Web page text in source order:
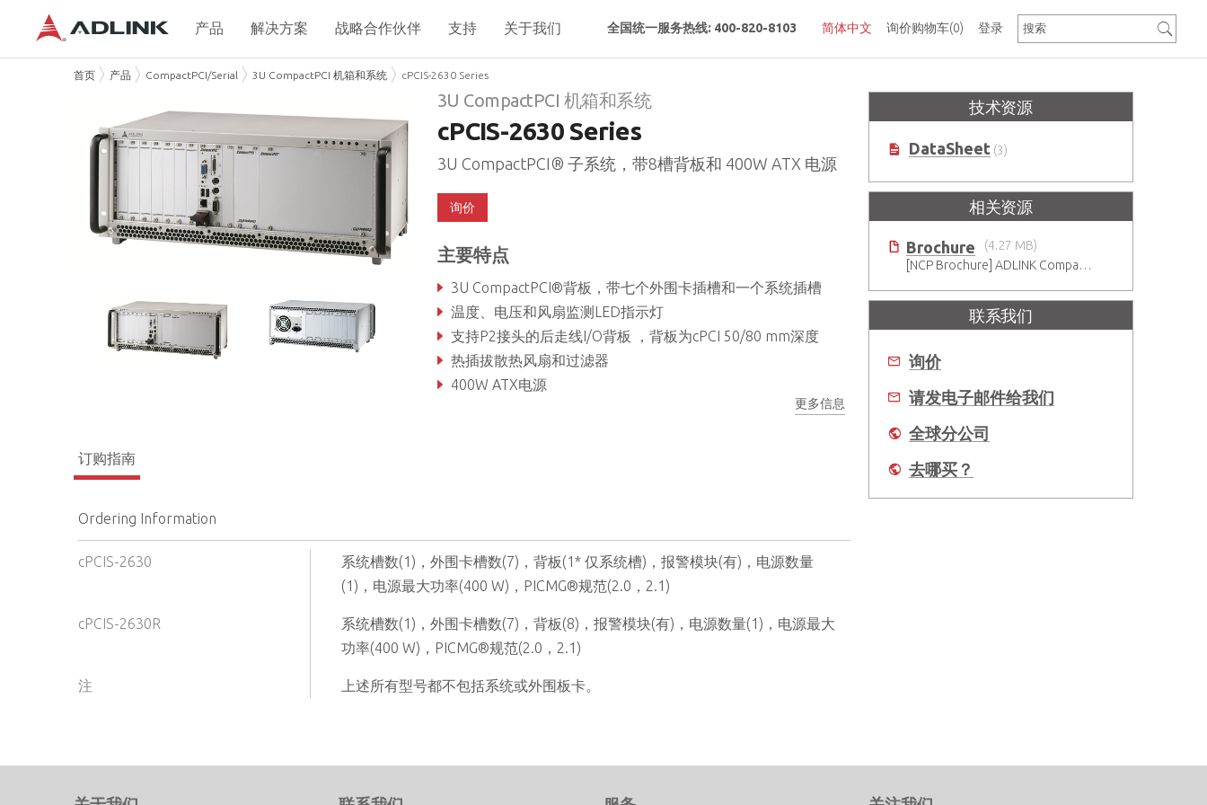
询价购物车(0)
简体中文
全国统一服务热线: 400-820-8103 登录
产品 解决方案 战略合作伙伴 支持 关于我们
首页 产品 CompactPCI/Serial 3U CompactPCI 机箱和系统 cPCIS-2630 Series
3U CompactPCI 机箱和系统
cPCIS-2630 Series
3U CompactPCI® 子系统，带8槽背板和 400W ATX 电源
询价
主要特点
3U CompactPCI®背板，带七个外围卡插槽和一个系统插槽
温度、电压和风扇监测LED指示灯
支持P2接头的后走线I/O背板 ，背板为cPCI 50/80 mm深度
热插拔散热风扇和过滤器
400W ATX电源
更多信息
订购指南
Ordering Information
cPCIS-2630
系统槽数(1)，外围卡槽数(7)，背板(1* 仅系统槽)，报警模块(有)，电源数量
(1)，电源最大功率(400 W)，PICMG®规范(2.0，2.1)
cPCIS-2630R
系统槽数(1)，外围卡槽数(7)，背板(8)，报警模块(有)，电源数量(1)，电源最大
功率(400 W)，PICMG®规范(2.0，2.1)
注 上述所有型号都不包括系统或外围板卡。
技术资源
DataSheet (3)
相关资源
Brochure
(4.27 MB)
[NCP Brochure] ADLINK CompactPCI Solutions - Enduring Performance
联系我们
询价
请发电子邮件给我们
全球分公司
去哪买？